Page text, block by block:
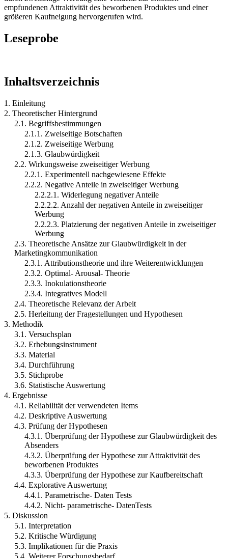
empfundenen Attraktivität des beworbenen Produktes und einer
größeren Kaufneigung hervorgerufen wird.
Leseprobe
Inhaltsverzeichnis
1. Einleitung
2. Theoretischer Hintergrund
2.1. Begriffsbestimmungen
2.1.1. Zweiseitige Botschaften
2.1.2. Zweiseitige Werbung
2.1.3. Glaubwürdigkeit
2.2. Wirkungsweise zweiseitiger Werbung
2.2.1. Experimentell nachgewiesene Effekte
2.2.2. Negative Anteile in zweiseitiger Werbung
2.2.2.1. Widerlegung negativer Anteile
2.2.2.2. Anzahl der negativen Anteile in zweiseitiger
Werbung
2.2.2.3. Platzierung der negativen Anteile in zweiseitiger
Werbung
2.3. Theoretische Ansätze zur Glaubwürdigkeit in der
Marketingkommunikation
2.3.1. Attributionstheorie und ihre Weiterentwicklungen
2.3.2. Optimal- Arousal- Theorie
2.3.3. Inokulationstheorie
2.3.4. Integratives Modell
2.4. Theoretische Relevanz der Arbeit
2.5. Herleitung der Fragestellungen und Hypothesen
3. Methodik
3.1. Versuchsplan
3.2. Erhebungsinstrument
3.3. Material
3.4. Durchführung
3.5. Stichprobe
3.6. Statistische Auswertung
4. Ergebnisse
4.1. Reliabilität der verwendeten Items
4.2. Deskriptive Auswertung
4.3. Prüfung der Hypothesen
4.3.1. Überprüfung der Hypothese zur Glaubwürdigkeit des
Absenders
4.3.2. Überprüfung der Hypothese zur Attraktivität des
beworbenen Produktes
4.3.3. Überprüfung der Hypothese zur Kaufbereitschaft
4.4. Explorative Auswertung
4.4.1. Parametrische- Daten Tests
4.4.2. Nicht- parametrische- DatenTests
5. Diskussion
5.1. Interpretation
5.2. Kritische Würdigung
5.3. Implikationen für die Praxis
5.4. Weiterer Forschungsbedarf